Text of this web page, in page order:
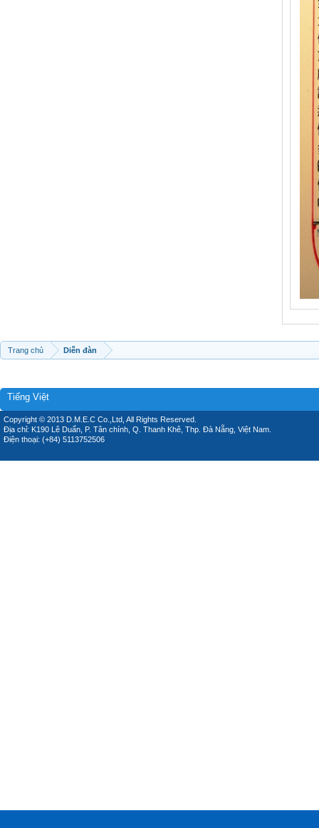
Trang chủ Diễn đàn
Tiếng Việt
Copyright © 2013 D.M.E.C Co.,Ltd, All Rights Reserved.
Địa chỉ: K190 Lê Duẩn, P. Tân chính, Q. Thanh Khê, Thp. Đà Nẵng, Việt Nam.
Điện thoại: (+84) 5113752506